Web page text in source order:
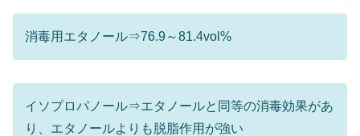
消毒用エタノール⇒76.9～81.4vol%
イソプロパノール⇒エタノールと同等の消毒効果があ
り、エタノールよりも脱脂作用が強い